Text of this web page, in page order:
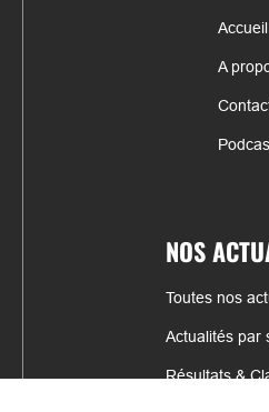
Accueil
A
NOS
Toutes nos
Actualités par
Résultats &